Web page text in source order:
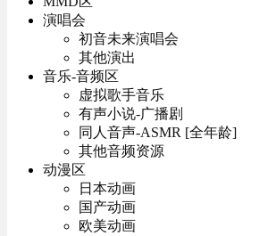
演唱会
初音未来演唱会
其他演出
音乐-音频区
虚拟歌手音乐
有声小说-广播剧
同人音声-ASMR [全年龄]
其他音频资源
动漫区
日本动画
国产动画
欧美动画